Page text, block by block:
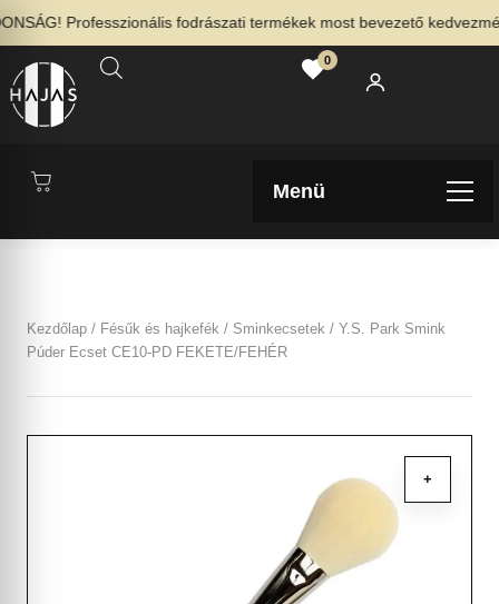
Professzionális fodrászati termékek most bevezető
0
Menü
Kezdőlap / Fésűk és hajkefék / Sminkecsetek / Y.S. Park Smink
Púder Ecset CE10-PD FEKETE/FEHÉR
+